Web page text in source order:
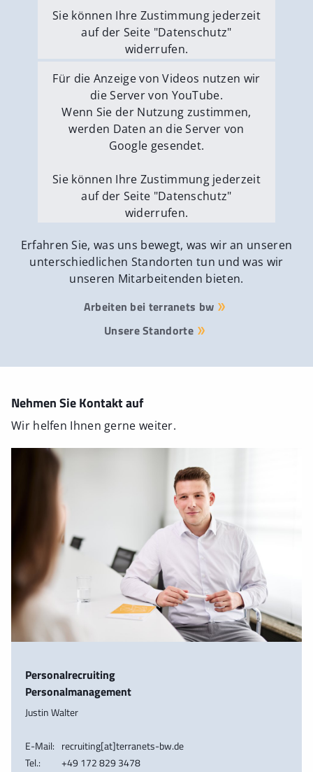
Sie können Ihre Zustimmung jederzeit
auf der Seite "Datenschutz"
widerrufen.
Externe Medien erlauben
Für die Anzeige von Videos nutzen wir
die Server von YouTube.
Wenn Sie der Nutzung zustimmen,
werden Daten an die Server von
Google gesendet.
Sie können Ihre Zustimmung jederzeit
auf der Seite "Datenschutz"
widerrufen.
Externe Medien erlauben
Erfahren Sie, was uns bewegt, was wir an unseren
unterschiedlichen Standorten tun und was wir
unseren Mitarbeitenden bieten.
Arbeiten bei terranets bw
Unsere Standorte
Nehmen Sie Kontakt auf
Wir helfen Ihnen gerne weiter.
Personalrecruiting
Personalmanagement
Justin Walter
E-Mail: recruiting[at]terranets-bw.de
Tel.:
+49 172 829 3478